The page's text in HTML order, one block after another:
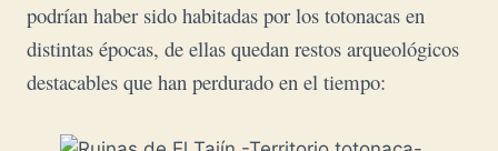
podrían haber sido habitadas por los totonacas en
distintas épocas, de ellas quedan restos arqueológicos
destacables que han perdurado en el tiempo: